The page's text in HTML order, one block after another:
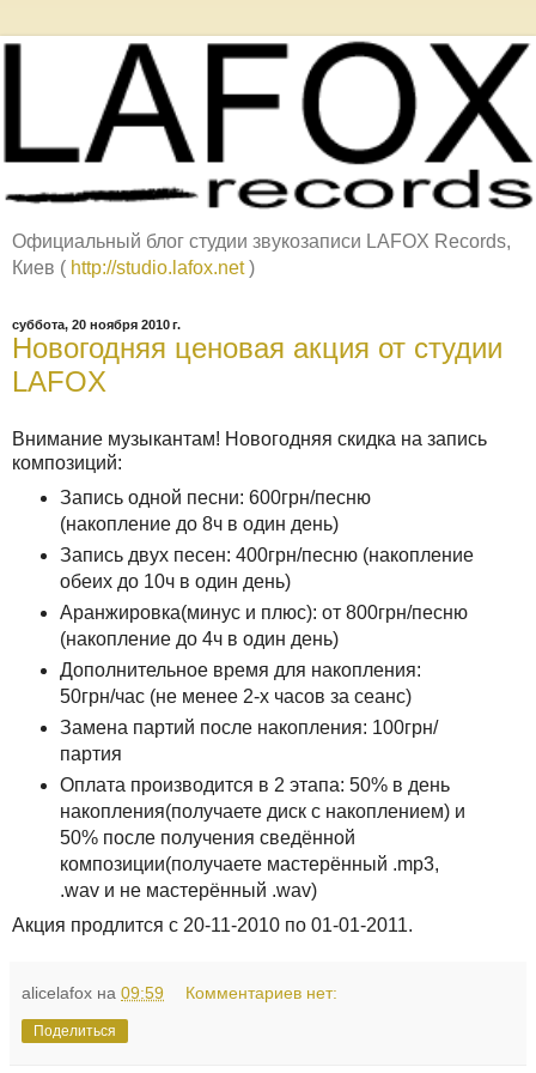
Официальный блог студии звукозаписи LAFOX Records,
Киев ( http://studio.lafox.net)
суббота, 20 ноября 2010 г.
Новогодняя ценовая акция от студии
LAFOX
Внимание музыкантам! Новогодняя скидка на запись
композиций:
Запись одной песни: 600грн/пеcню
(накопление до 8ч в один день)
Запись двух песен: 400грн/песню (накопление
обеих до 10ч в один день)
Аранжировка(минуc и плюс): от 800грн/песню
(накопление до 4ч в один день)
Дополнительное время для накопления:
50грн/час (не менее 2-х часов за сеанс)
Замена партий после накопления: 100грн/
партия
Оплата производится в 2 этапа: 50% в день
накопления(получаете диск с накоплением) и
50% после получения сведённой
композиции(получаете мастерённый .mp3,
.wav и не мастерённый .wav)
Акция продлится с 20-11-2010 по 01-01-2011.
alicelafox на 09:59 Комментариев нет:
Поделиться